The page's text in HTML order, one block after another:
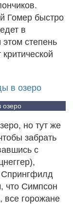
Гомер быстро
в
степень
критической
озеро
но тут же
забрать
с
Спрингфилд
что Симпсон
все горожане